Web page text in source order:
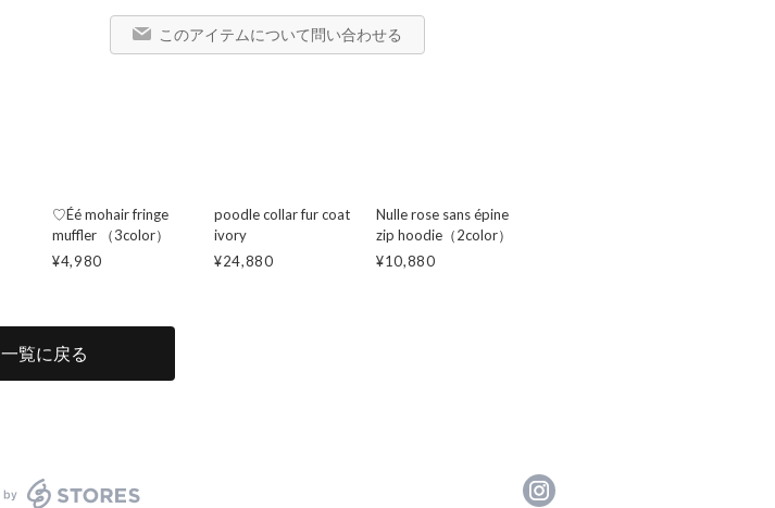
このアイテムについて問い合わせる
♡Éé mohair fringe
muffler （3color）
¥4,980
poodle collar fur coat
ivory
¥24,880
Nulle rose sans épine
zip hoodie（2color）
¥10,880
一覧に戻る